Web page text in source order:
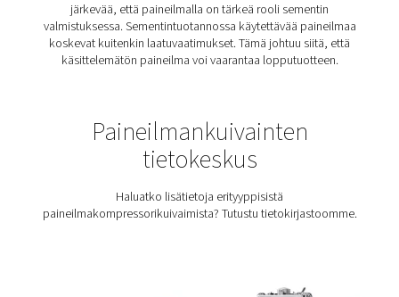
Tekstiiliteollisuus
Tekstiileillä on tärkeä rooli elämässämme, ja
täyttää tarvittavat laatuvaatimukset.